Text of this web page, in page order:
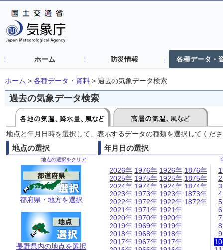
ホーム 防災情報 各種データ・
ホーム > 各種データ・資料 > 過去の気象データ検索
過去の気象データ検索
地点と年月日時を選択して、表示するデータの種類を選択してくだ
地点の選択
地点の選択をクリア
都府県・地方を選択
長野県内の地点を選択
年月日の選択
2026年
2025年
2024年
2023年
2022年
2021年
2020年
2019年
2018年
2017年
1976年
1975年
1974年
1973年
1972年
1971年
1970年
1969年
1968年
1967年
1926年
1925年
1924年
1923年
1922年
1921年
1920年
1919年
1918年
1917年
1876年
1875年
1874年
1873年
1872年